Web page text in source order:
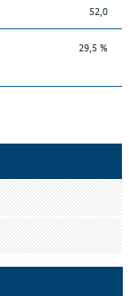
52,0
29,5 %